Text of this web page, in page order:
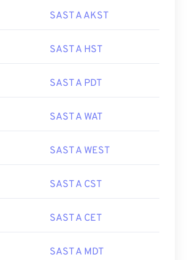
SAST A AKST
SAST A HST
SAST A PDT
SAST A WAT
SAST A WEST
SAST A CST
SAST A CET
SAST A MDT